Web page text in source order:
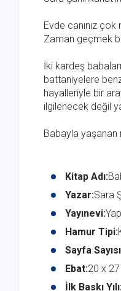
Evde canınız çok
Zaman geçmek
İki kardeş
battaniyelere
hayalleriyle bir
ilgilenecek değil
Babayla yaşanan
Kitap Adı:
Yazar:Sara
Yayınevi:
Hamur Tipi:
Sayfa
Ebat:20 x 27
İlk Baskı